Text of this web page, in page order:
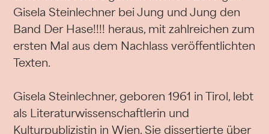
Gisela Steinlechner bei Jung und Jung den
Band Der Hase!!!! heraus, mit zahlreichen zum
ersten Mal aus dem Nachlass veröffentlichten
Texten.
Gisela Steinlechner, geboren 1961 in Tirol, lebt
als Literaturwissenschaftlerin und
Kulturpublizistin in Wien. Sie dissertierte über